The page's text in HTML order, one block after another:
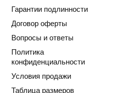
Гарантии подлинности
Договор оферты
Вопросы и ответы
Политика
конфиденциальности
Условия продажи
Таблица размеров